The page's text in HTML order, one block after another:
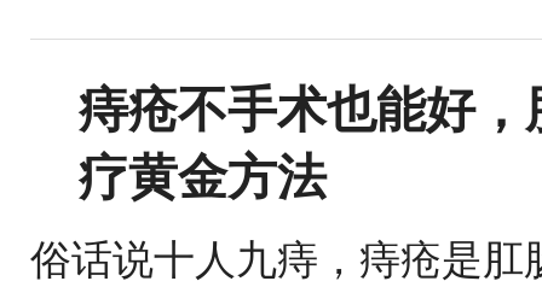
痔疮不手术也能好
疗黄金方法
俗话说十人九痔，痔疮是